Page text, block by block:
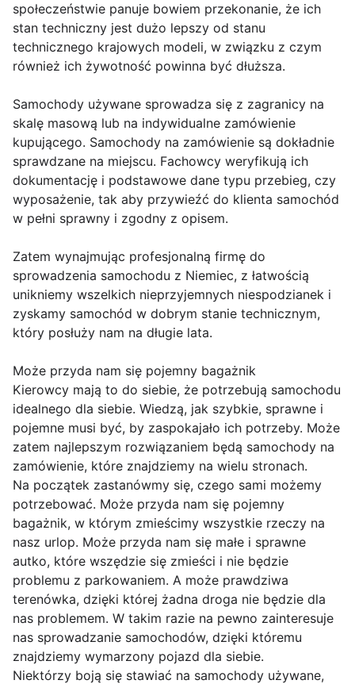
społeczeństwie panuje bowiem przekonanie, że ich
stan techniczny jest dużo lepszy od stanu
technicznego krajowych modeli, w związku z czym
również ich żywotność powinna być dłuższa.
Samochody używane sprowadza się z zagranicy na
skalę masową lub na indywidualne zamówienie
kupującego. Samochody na zamówienie są dokładnie
sprawdzane na miejscu. Fachowcy weryfikują ich
dokumentację i podstawowe dane typu przebieg, czy
wyposażenie, tak aby przywieźć do klienta samochód
w pełni sprawny i zgodny z opisem.
Zatem wynajmując profesjonalną firmę do
sprowadzenia samochodu z Niemiec, z łatwością
unikniemy wszelkich nieprzyjemnych niespodzianek i
zyskamy samochód w dobrym stanie technicznym,
który posłuży nam na długie lata.
Może przyda nam się pojemny bagażnik
Kierowcy mają to do siebie, że potrzebują samochodu
idealnego dla siebie. Wiedzą, jak szybkie, sprawne i
pojemne musi być, by zaspokajało ich potrzeby. Może
zatem najlepszym rozwiązaniem będą samochody na
zamówienie, które znajdziemy na wielu stronach.
Na początek zastanówmy się, czego sami możemy
potrzebować. Może przyda nam się pojemny
bagażnik, w którym zmieścimy wszystkie rzeczy na
nasz urlop. Może przyda nam się małe i sprawne
autko, które wszędzie się zmieści i nie będzie
problemu z parkowaniem. A może prawdziwa
terenówka, dzięki której żadna droga nie będzie dla
nas problemem. W takim razie na pewno zainteresuje
nas sprowadzanie samochodów, dzięki któremu
znajdziemy wymarzony pojazd dla siebie.
Niektórzy boją się stawiać na samochody używane,